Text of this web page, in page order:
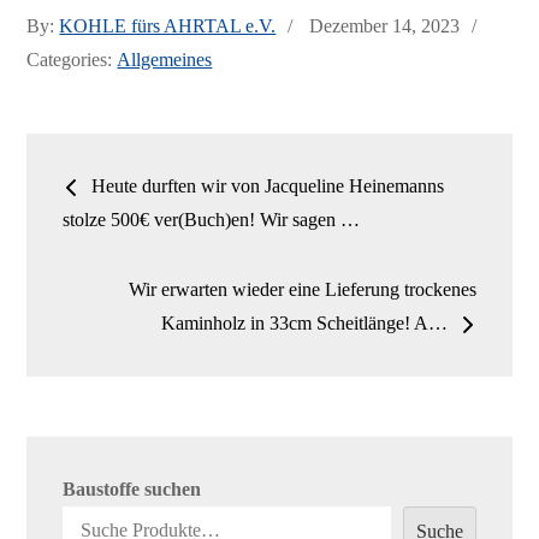
bo
ok
to
do
ail n
By:KOHLE fürs AHRTAL e.V.
Posted
Dezember 14, 2023
Categories: Allgemeines
Beitrags-
Navigation
Heute durften wir von Jacqueline Heinemanns
stolze 500€ ver(Buch)en! Wir sagen …
Wir erwarten wieder eine Lieferung trockenes
Kaminholz in 33cm Scheitlänge! A…
Baustoffe suchen
Suche